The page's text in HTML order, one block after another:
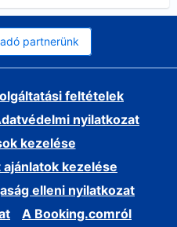
partnerünk
feltételek
nyilatkozat
kezelése
kezelése
elleni nyilatkozat
A Booking.comról